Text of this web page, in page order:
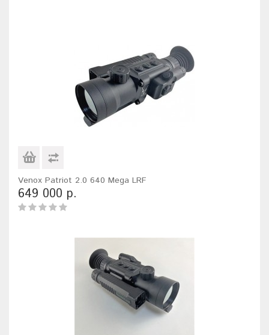
Venox Patriot 2.0 640 Mega LRF
649 000 р.